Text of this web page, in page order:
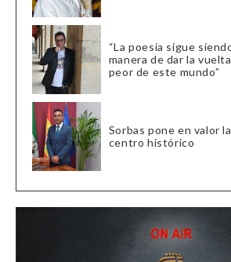
“La poesía sigue
manera de dar la
peor de este mundo”
Sorbas pone en valor
centro histórico